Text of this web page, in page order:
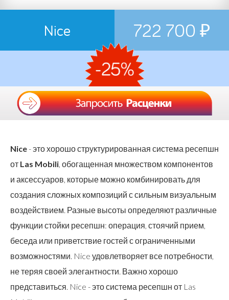
Nice 722 700 ₽
Nice- это хорошо структурированная система ресепшн
от Las Mobili , обогащенная множеством компонентов
и аксессуаров, которые можно комбинировать для
создания сложных композиций с сильным визуальным
воздействием. Разные высоты определяют различные
функции стойки ресепшн: операция, стоячий прием,
беседа или приветствие гостей с ограниченными
возможностями. Nice удовлетворяет все потребности,
не теряя своей элегантности. Важно хорошо
представиться. Nice - это система ресепшн от Las